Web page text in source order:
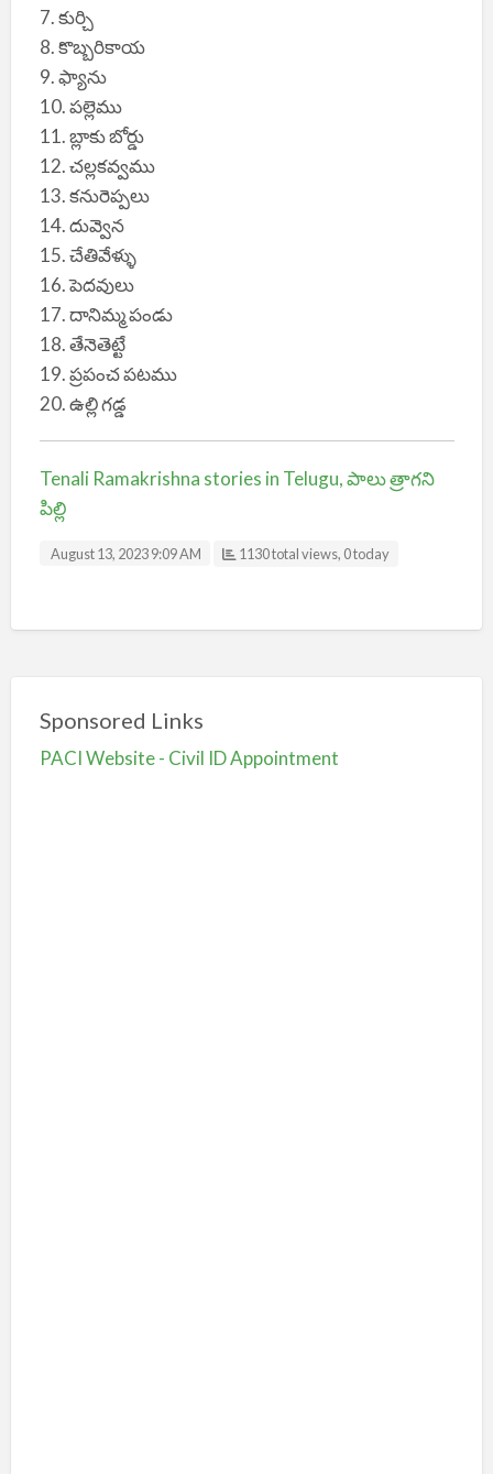
7. కుర్చి
8. కొబ్బరికాయ
9. ఫ్యాను
10. పల్లెము
11. బ్లాకు బోర్డు
12. చల్లకవ్వము
13. కనురెప్పలు
14. దువ్వెన
15. చేతివేళ్ళు
16. పెదవులు
17. దానిమ్మ పండు
18. తేనెతెట్టే
19. ప్రపంచ పటము
20. ఉల్లి గడ్డ
Tenali Ramakrishna stories in Telugu, పాలు త్రాగని
పిల్లి
August 13, 2023 9:09 AM 1130 total views, 0 today
Sponsored Links
PACI Website - Civil ID Appointment